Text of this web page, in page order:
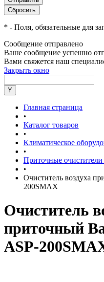
* - Поля, обязательные для
Сообщение отправлено
Ваше сообщение успешно
Вами свяжется наш
Закрыть окно
Главная страница
•
Каталог товаров
•
Климатическое
•
Приточные очистители
•
Очиститель воздуха
200SMAX
Очиститель
приточный
ASP-